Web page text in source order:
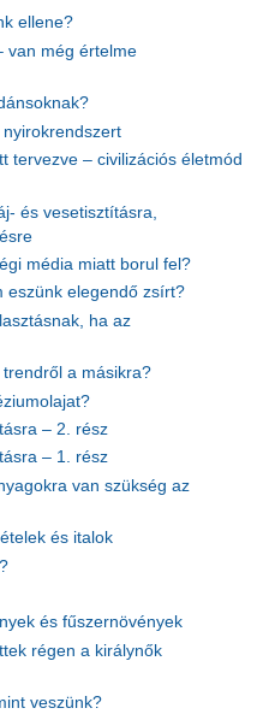
ellene?
van még értelme
tervezve – civilizációs életmód
és vesetisztításra,
média miatt borul fel?
eszünk elegendő zsírt?
ha az
a másikra?
– 2. rész
– 1. rész
van szükség az
és italok
és fűszernövények
régen a királynők
veszünk?